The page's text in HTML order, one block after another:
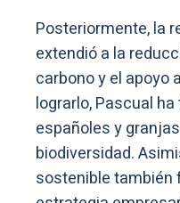
Posteriormente, la
extendió a la
carbono y el apoyo
lograrlo, Pascual
españoles y
biodiversidad.
sostenible también